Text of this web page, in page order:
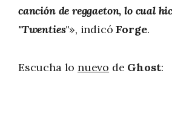
canción de reggaeton, lo cual
"Twenties"», indicóForge.
Escucha lonuevo de Ghost: